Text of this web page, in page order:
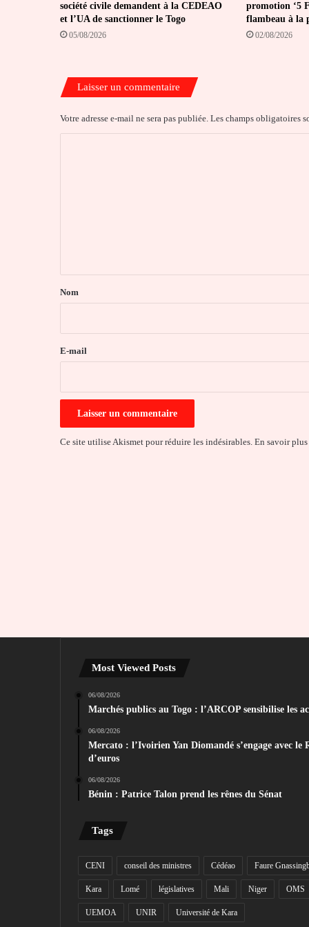
société civile demandent à la CEDEAO
et l’UA de sanctionner le Togo
05/08/2026
promotion ‘5
flambeau à la
02/08/2026
Laisser un commentaire
Votre adresse e-mail ne sera pas publiée. Les champs obligatoires
a
e
Nom
E-mail
Ce site utilise Akismet pour réduire les indésirables. En savoir plus
Most Viewed Posts
06/08/2026
Marchés publics au Togo : l’ARCOP sensibilise les
06/08/2026
Mercato : l’Ivoirien Yan Diomandé s’engage avec
d’euros
06/08/2026
Bénin : Patrice Talon prend les rênes du Sénat
Tags
CENI conseil des ministres Cédéao Faure
Kara Lomé législatives Mali Niger OMS
UEMOA UNIR Université de Kara